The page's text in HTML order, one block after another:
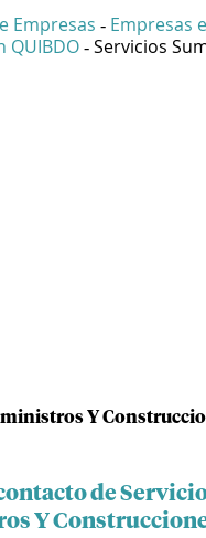
Empresas - Empresas
QUIBDO - Servicios
Y
de
Y